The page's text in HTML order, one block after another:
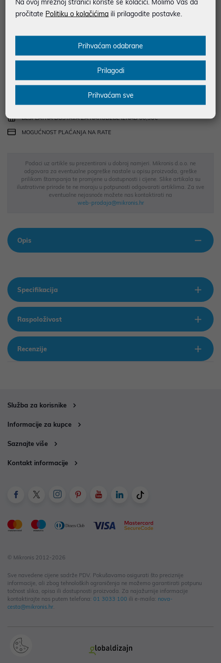
najam za pravne osobe od 12 do 36 mj. već od24,42 €
Energetska naljepnica
SIGURNA KUPOVINA
BESPLATNA DOSTAVA ZA NARUDŽBE IZNAD 66,36€
MOGUĆNOST PLAĆANJA NA RATE
Podaci uz artikle su prezentirani u dobroj namjeri. Mikronis d.o.o. ne
odgovara za eventualne pogreške nastale u opisu proizvoda, greške
prilikom štampanja te promjene u dostupnosti i cijene. Slike artikala su
ilustrativne prirode te ne moraju u potpunosti odgovarati artiklima. Za sve
eventualne nejasnoće možete nas kontaktirati na
web-prodaja@mikronis.hr
Opis
Specifikacija
Raspoloživost
Recenzije
Služba za korisnike
Informacije za kupce
Saznajte više
Kontakt informacije
© Mikronis 2012-2026
Sve navedene cijene sadrže PDV. Pokušavamo osigurati što preciznije
informacije, ali zbog tehnoloških ograničenja ne možemo garantirati potpunu
točnost slika, opisa ili dostupnosti proizvoda. Za najažurnije informacije
kontaktirajte nas putem telefona: 01 3033 100 ili e-maila: nova-
cesta@mikronis.hr.
pročitate Politiku o kolačićima ili prilagodite postavke.
Prihvaćam odabrane
Prilagodi
Prihvaćam sve